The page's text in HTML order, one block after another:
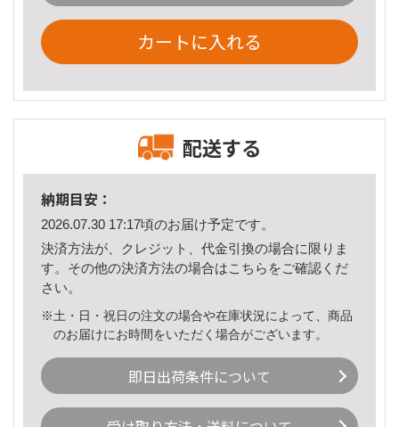
カートに入れる
配送する
納期目安：
2026.07.30 17:17頃のお届け予定です。
決済方法が、クレジット、代金引換の場合に限りま
す。その他の決済方法の場合はこちら をご確認くだ
さい。
※土・日・祝日の注文の場合や在庫状況によって、商品
のお届けにお時間をいただく場合がございます。
即日出荷条件について